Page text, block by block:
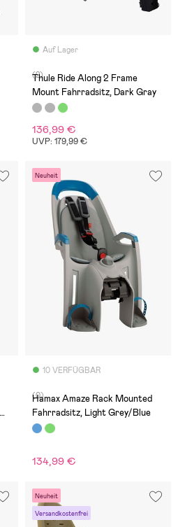
Auf Lager
(2)
Thule Ride Along 2 Frame
Mount Fahrradsitz, Dark Gray
136,99 €
UVP: 179,99 €
Neuheit
10 VERFÜGBAR
(0)
Hamax Amaze Rack Mounted
Fahrradsitz, Light Grey/Blue
134,99 €
Neuheit
Versandkostenfrei